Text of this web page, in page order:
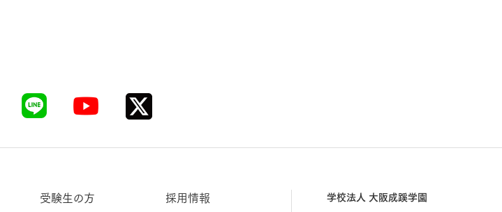
受験生の方
採用情報
学校法人 大阪成蹊学園